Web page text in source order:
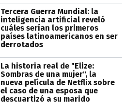
Tercera Guerra Mundial: la
inteligencia artificial reveló
cuáles serían los primeros
países latinoamericanos en ser
derrotados
La historia real de "Elize:
Sombras de una mujer", la
nueva película de Netflix sobre
el caso de una esposa que
descuartizó a su marido